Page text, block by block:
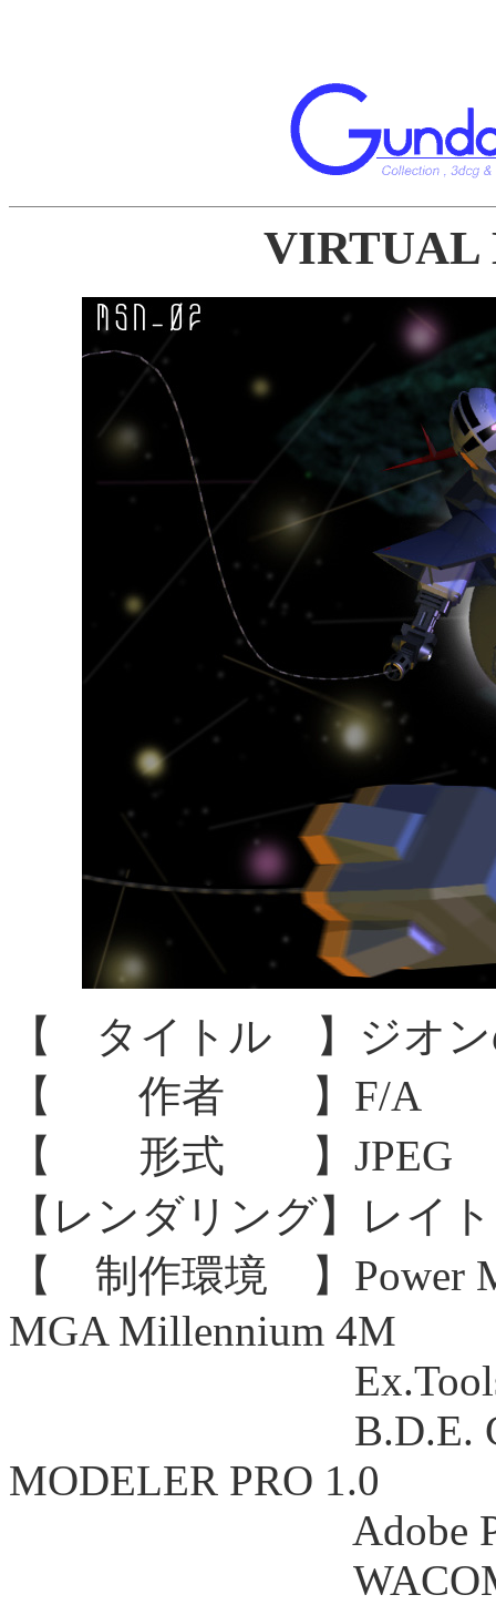
VIRTUAL
【 タイトル 】ジオン
【 作者 】F/A
【 形式 】JPEG
【レンダリング】レイ
【 制作環境 】Power
MGA Millennium 4M
Ex.Tools Shade
B.D.E.
MODELER PRO 1.0
Adobe
WACOM